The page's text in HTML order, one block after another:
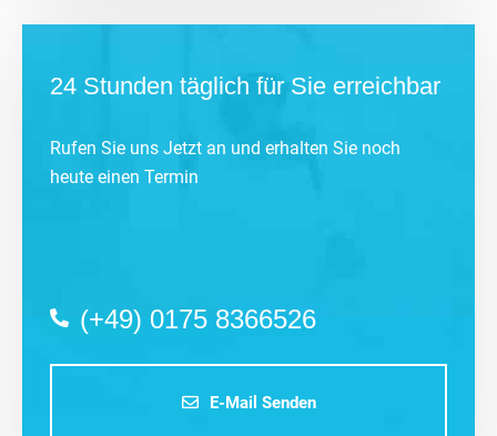
24 Stunden täglich für Sie erreichbar
Rufen Sie uns Jetzt an und erhalten Sie noch
heute einen Termin
(+49) 0175 8366526
E-Mail Senden